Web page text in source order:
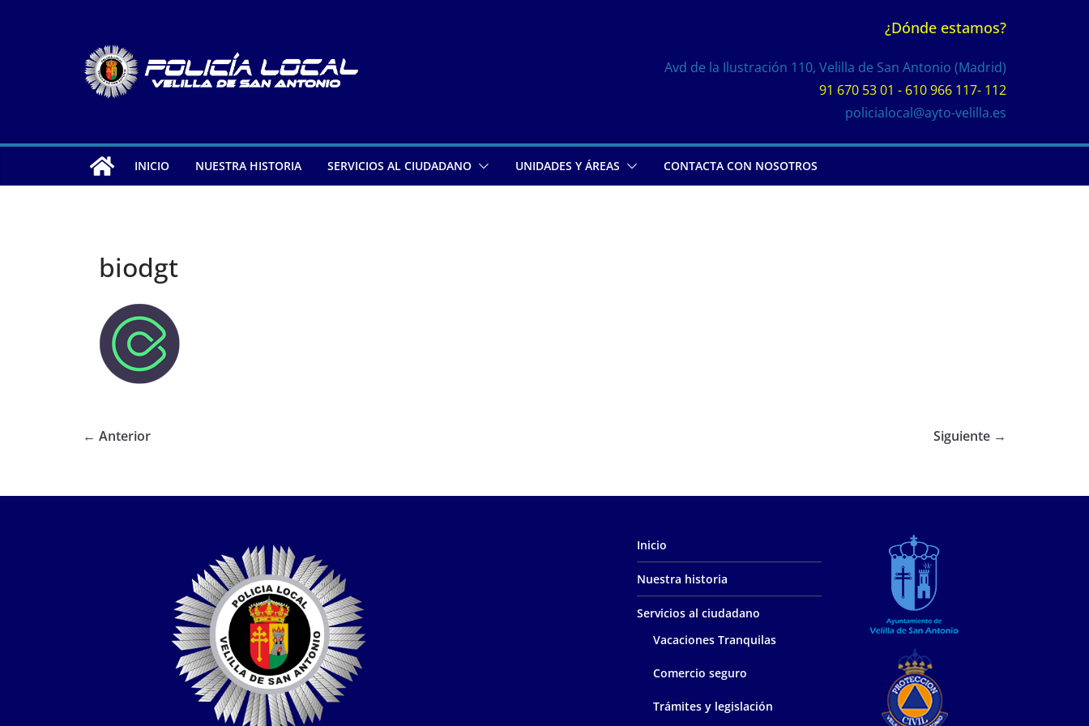
¿Dónde estamos?
Avd de la Ilustración 110, Velilla de San Antonio (Madrid)
91 670 53 01 - 610 966 117- 112
policialocal@ayto-velilla.es
INICIO NUESTRA HISTORIA SERVICIOS AL CIUDADANO UNIDADES Y ÁREAS CONTACTA CON NOSOTROS
biodgt
← Anterior Siguiente →
Inicio
Nuestra historia
Servicios al ciudadano
Vacaciones Tranquilas
Comercio seguro
Trámites y legislación